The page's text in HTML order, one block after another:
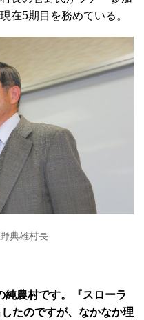
在5期目を務めている。
典雄村長
純農村です。『スローラ
たのですが、なかなか理